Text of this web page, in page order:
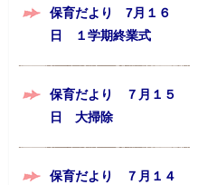
保育だより 7月１６
日 １学期終業式
保育だより ７月１５
日 大掃除
保育だより ７月１４